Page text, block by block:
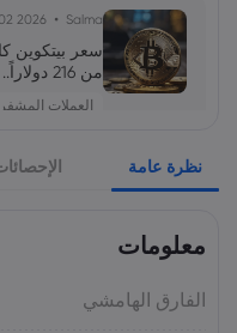
Salma
2026 Aug 05, 16:02
من 216 دولاراً.. هل يحافظ على دعم 210؟
العملات
نظرة عامة
معلومات
الفارق الهامشي